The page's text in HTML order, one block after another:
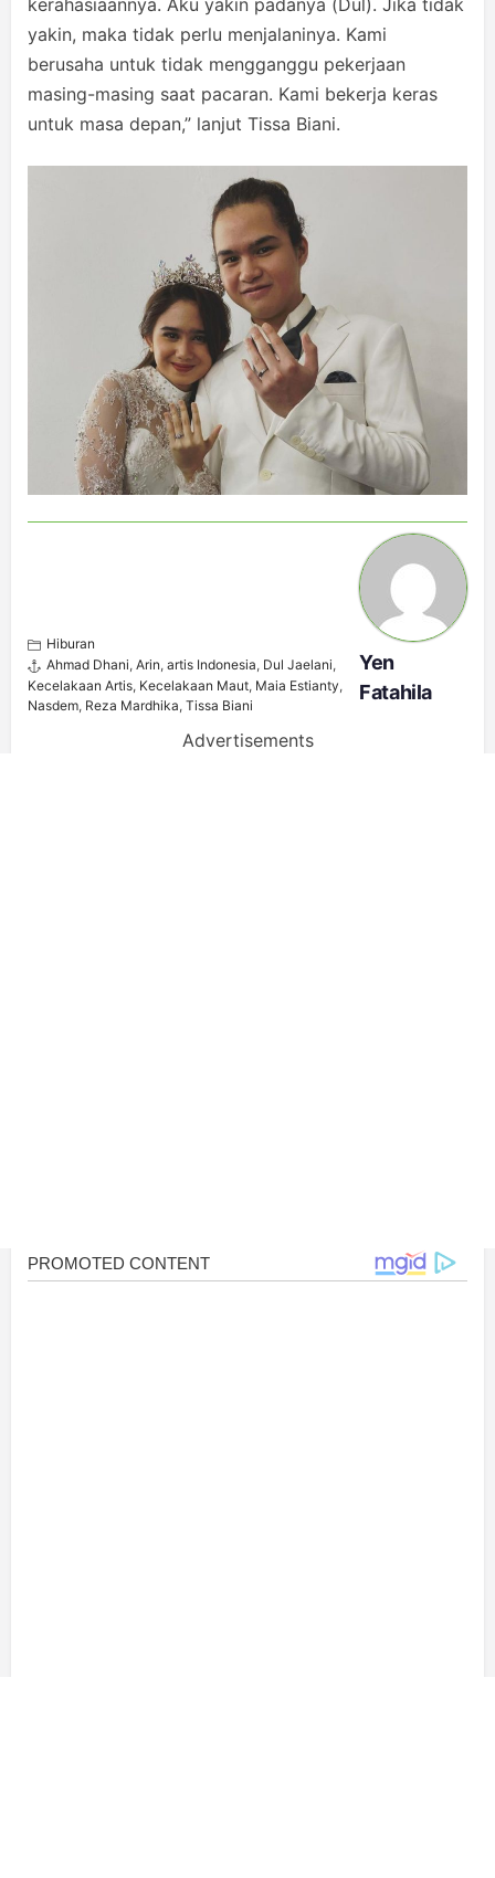
yakin, maka tidak perlu menjalaninya. Kami
berusaha untuk tidak mengganggu pekerjaan
masing-masing saat pacaran. Kami bekerja keras
untuk masa depan,” lanjut Tissa Biani.
Hiburan
Ahmad Dhani, Arin, artis Indonesia, Dul Jaelani,
Kecelakaan Artis, Kecelakaan Maut, Maia Estianty,
Nasdem, Reza Mardhika, Tissa Biani
Yen
Fatahila
Advertisements